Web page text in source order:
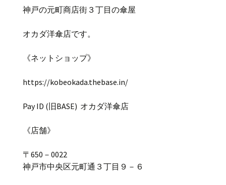
神戸の元町商店街３丁目の傘屋
オカダ洋傘店です。
《ネットショップ》
https://kobeokada.thebase.in/
Pay ID ( 旧BASE) オカダ洋傘店
《店舗》
〒 650 － 0022
神戸市中央区元町通３丁目９－６